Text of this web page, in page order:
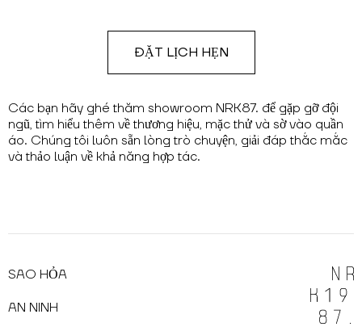
Các bạn hãy ghé thăm showroom NRK87. để gặp gỡ đội
ngũ, tìm hiểu thêm về thương hiệu, mặc thử và sờ vào quần
áo. Chúng tôi luôn sẵn lòng trò chuyện, giải đáp thắc mắc
và thảo luận về khả năng hợp tác.
ĐẶT LỊCH HẸN
SAO HỎA
AN NINH